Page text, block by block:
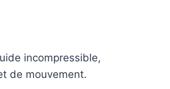
incompressible,
de mouvement.